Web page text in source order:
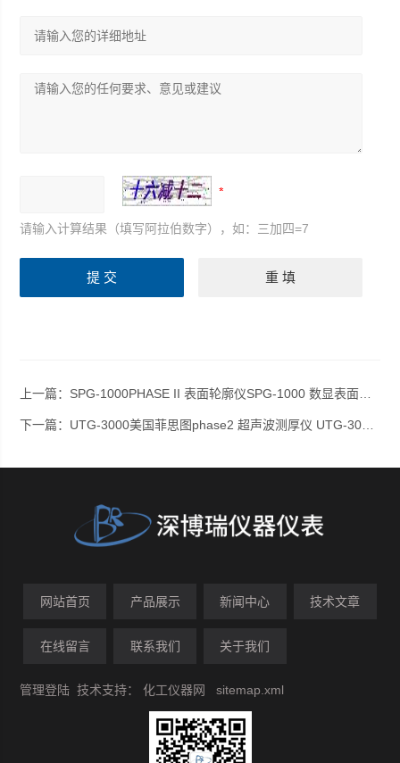
请输入计算结果（填写阿拉伯数字），如：三加四=7
上一篇： SPG-1000PHASE II 表面轮廓仪SPG-1000 数显表面轮廓仪 表面粗糙度仪
下一篇： UTG-3000美国菲思图phase2 超声波测厚仪 UTG-3000可穿透涂层测量基体厚度
网站首页 产品展示 新闻中心 技术文章
在线留言 联系我们 关于我们
管理登陆 技术支持：化工仪器网 sitemap.xml